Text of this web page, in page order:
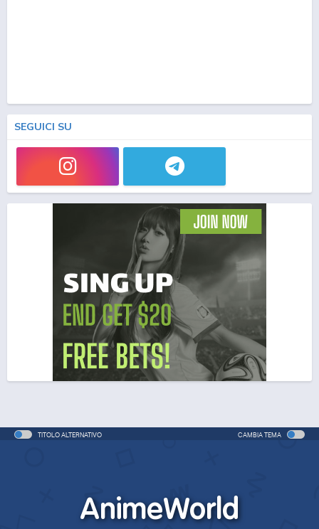
SEGUICI SU
TITOLO ALTERNATIVO CAMBIA TEMA
AnimeWorld